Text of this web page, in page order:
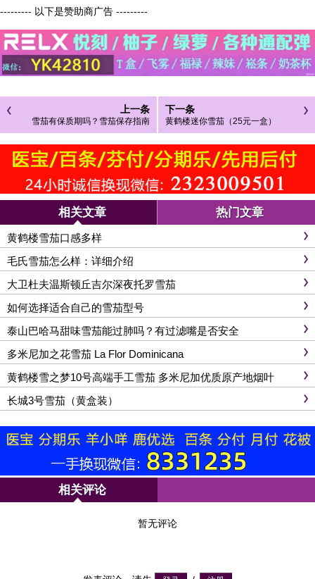
--------- 以下是赞助商广告 ---------
上一条
雪茄有保质期吗？雪茄保存指南
下一条
黄鹤楼迷你雪茄（25元一盒）
相关文章 热门文章
黄鹤楼雪茄口感多样
毛氏雪茄怎么样：详细介绍
大卫杜夫温斯顿丘吉尔深夜托罗雪茄
如何选择适合自己的雪茄型号
泰山巴哈马甜味雪茄能过肺吗？有过滤嘴是否安全
多米尼加之花雪茄 La Flor Dominicana
黄鹤楼雪之梦10号高端手工雪茄 多米尼加优质原产地烟叶
长城3号雪茄（黄盒装）
相关评论
暂无评论